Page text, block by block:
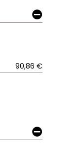
90,86 €